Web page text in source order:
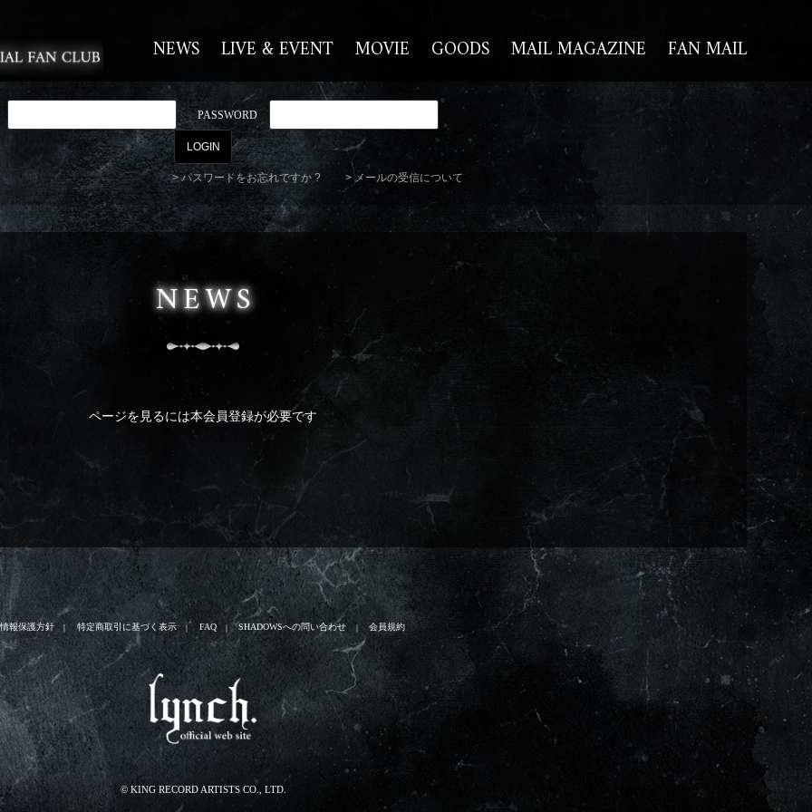
NEWS LIVE & EVENT MOVIE GOODS MAIL MAGAZINE FAN MAIL
PASSWORD
パスワードをお忘れですか ? メールの受信について
NEWS
ページを見るには本会員登録が必要です
報保護方針 特定商取引に基づく表示 FAQ SHADOWSへの問い合わせ 会員規約
© KING RECORD ARTISTS CO., LTD.